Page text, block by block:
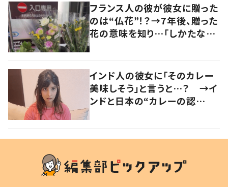
フランス人の彼が彼女に贈った
のは“仏花”！？→7年後、贈った
花の意味を知り…「しかたな
インド人の彼女に「そのカレー
美味しそう」と言うと…？ →イ
ンドと日本の“カレーの認